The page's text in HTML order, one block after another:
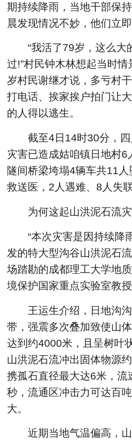
期持续降雨，当地干部保
晨发现情况不妙，他们立
“我活了79岁，这么大
过!”村民钟木林想起当时
岁村民谢继才说，多亏村
打电话、挨家挨户拍门让
的人得以逃生。
截至4日14时30分，
灾害已造成姑咱镇日地村6
隧间桥梁垮塌4辆车共11
救送医，2人遇难、8人失联
为何这起山洪泥石流
“本次灾害是因持续降
发的特大型沟谷山洪泥石
场踏勘的成都理工大学地
境保护国家重点实验室教授
王运生介绍，日地沟
带，强震多次叠加致使山
达到约4000米，且呈树叶
山洪泥石流冲出固体物源
携孤石直径最大达6米，流
秒，流通区冲击力可达百
大。
近期当地气温偏高，